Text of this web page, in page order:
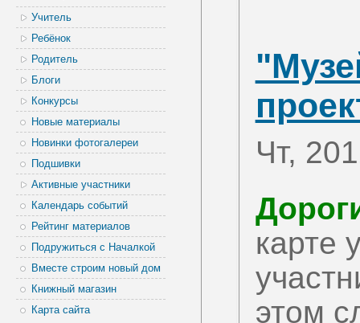
Учитель
Ребёнок
Родитель
Блоги
Конкурсы
Новые материалы
Новинки фотогалереи
Подшивки
Активные участники
Календарь событий
Рейтинг материалов
Подружиться с Началкой
Вместе строим новый дом
Книжный магазин
Карта сайта
Чт,
карте
этом